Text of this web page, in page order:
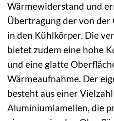
Wärmewiderstand und
Übertragung der von der
in den Kühlkörper. Die
bietet zudem eine hohe
und eine glatte
Wärmeaufnahme. Der
besteht aus einer
Aluminiumlamellen, die